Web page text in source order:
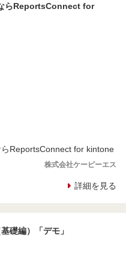
らReportsConnect for
ReportsConnect for kintone
株式会社ケーピーエス
詳細を見る
礎編）「デモ」